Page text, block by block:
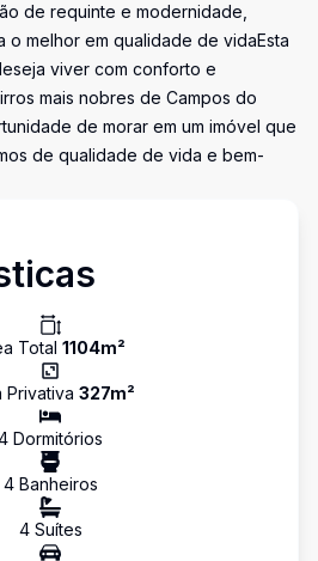
de requinte e modernidade,
o melhor em qualidade de vidaEsta
viver com conforto e
mais nobres de Campos do
de morar em um imóvel que
de qualidade de vida e bem-
Total 1104m²
Privativa 327m²
Dormitórios
4Banheiros
4Suítes